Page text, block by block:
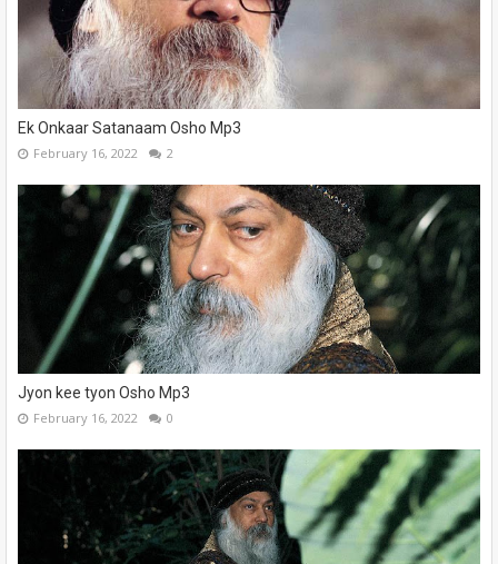
Ek Onkaar Satanaam Osho Mp3
February 16, 2022 2
Jyon kee tyon Osho Mp3
February 16, 2022 0